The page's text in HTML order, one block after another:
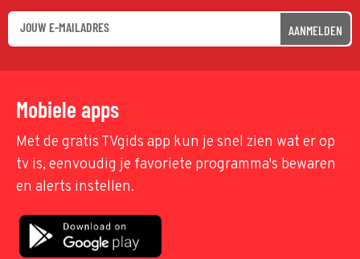
AANMELDEN
Mobiele apps
Met de gratis TVgids app kun je snel zien wat er op
tv is, eenvoudig je favoriete programma's bewaren
en alerts instellen.